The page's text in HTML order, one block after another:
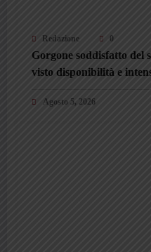
Redazione 0
Gorgone soddisfatto del
visto disponibilità e
Agosto 5, 2026